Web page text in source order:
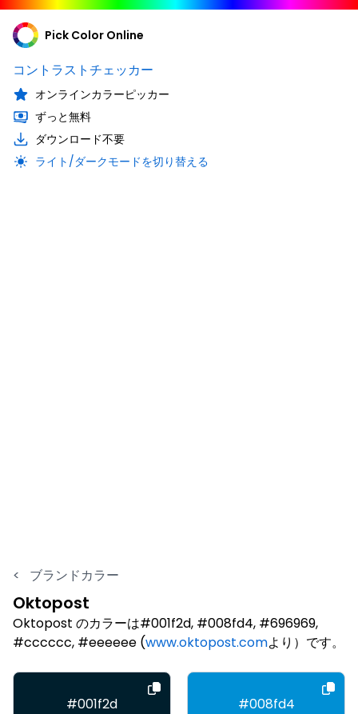
Pick Color Online
コントラストチェッカー
オンラインカラーピッカー
ずっと無料
ダウンロード不要
ライト/ダークモードを切り替える
< ブランドカラー
Oktopost
Oktopost のカラーは#001f2d, #008fd4, #696969,
#cccccc, #eeeeee (www.oktopost.comより）です。
#001f2d #008fd4